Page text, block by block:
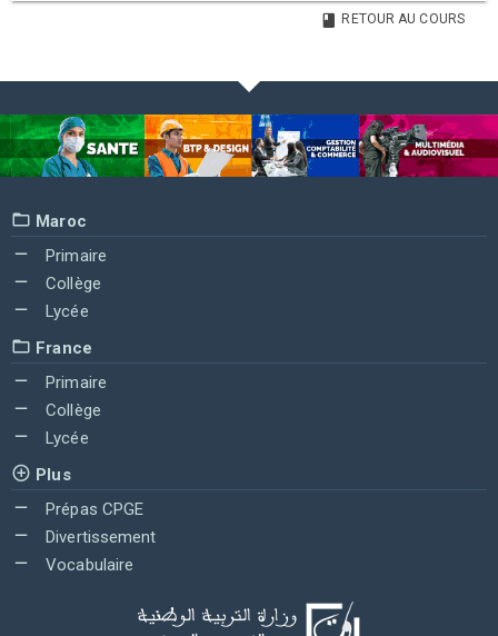
RETOUR AU COURS
Maroc
Primaire
Collège
Lycée
France
Primaire
Collège
Lycée
Plus
Prépas CPGE
Divertissement
Vocabulaire